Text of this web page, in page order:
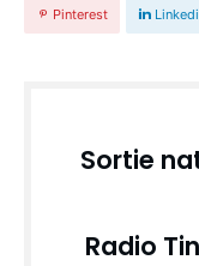
Pinterest
Sortie
Radio